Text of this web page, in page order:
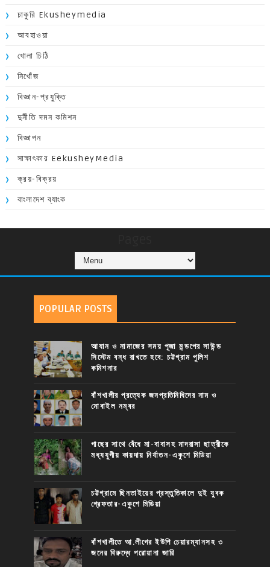
চাকুরি Ekusheymedia
আবহাওয়া
খোলা চিঠি
নিখোঁজ
বিজ্ঞান-প্রযুক্তি
দুর্নীতি দমন কমিশন
বিজ্ঞাপন
সাক্ষাৎকার EekusheyMedia
ক্রয়-বিক্রয়
বাংলাদেশ ব্যাংক
POPULAR POSTS
আযান ও নামাজের সময় পূজা মন্ডপের সাউন্ড
সিস্টেম বন্ধ রাখতে হবে: চট্টগ্রাম পুলিশ
কমিশনার
বাঁশখালীর প্রত্যেক জনপ্রতিনিধিদের নাম ও
মোবাইল নম্বর
গাছের সাথে বেঁধে মা-বাবাসহ মাদরাসা ছাত্রীকে
মধ্যযুগীয় কায়দায় নির্যাতন-একুশে মিডিয়া
চট্টগ্রামে ছিনতাইয়ের প্রস্তুতিকালে দুই যুবক
গ্রেফতার-একুশে মিডিয়া
বাঁশখালীতে আ.লীগের ইউপি চেয়ারম্যানসহ ৩
জনের বিরুদ্ধে পরোয়ানা জারি